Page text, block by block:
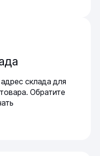
склада для
Обратите